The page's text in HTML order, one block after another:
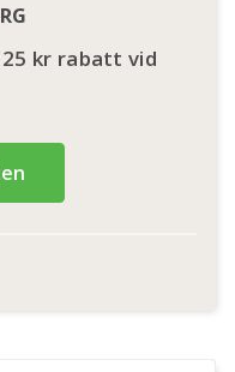
kr rabatt vid